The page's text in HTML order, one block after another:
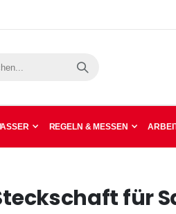
REGELN & MESSEN
für